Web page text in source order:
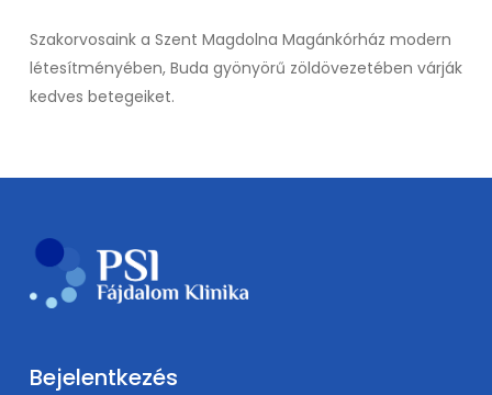
Szakorvosaink a Szent Magdolna Magánkórház modern
létesítményében, Buda gyönyörű zöldövezetében várják
kedves betegeiket.
Bejelentkezés